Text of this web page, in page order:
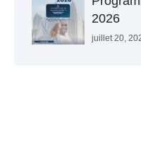
2026
juillet 20,